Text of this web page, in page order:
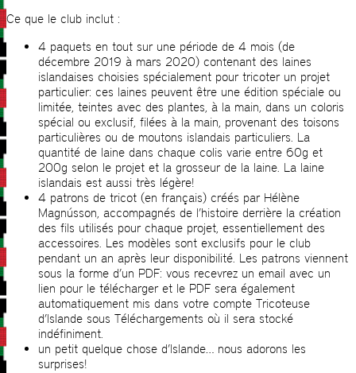
Ce que le club inclut :
4 paquets en tout sur une période de 4 mois (de
décembre 2019 à mars 2020) contenant des laines
islandaises choisies spécialement pour tricoter un projet
particulier: ces laines peuvent être une édition spéciale ou
limitée, teintes avec des plantes, à la main, dans un coloris
spécial ou exclusif, filées à la main, provenant des toisons
particulières ou de moutons islandais particuliers. La
quantité de laine dans chaque colis varie entre 60g et
200g selon le projet et la grosseur de la laine. La laine
islandais est aussi très légère!
4 patrons de tricot (en français) créés par Hélène
Magnússon, accompagnés de l’histoire derrière la création
des fils utilisés pour chaque projet, essentiellement des
accessoires. Les modèles sont exclusifs pour le club
pendant un an après leur disponibilité. Les patrons viennent
sous la forme d’un PDF: vous recevrez un email avec un
lien pour le télécharger et le PDF sera également
automatiquement mis dans votre compte Tricoteuse
d’Islande sous Téléchargements où il sera stocké
indéfiniment.
un petit quelque chose d’Islande… nous adorons les
surprises!